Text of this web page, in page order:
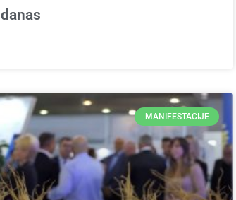
danas
MANIFESTACIJE